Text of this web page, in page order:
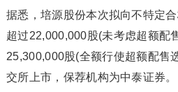
据悉，培源股份本次拟向不特定
超过22,000,000股(未考虑超额配
25,300,000股(全额行使超额配售
交所上市，保荐机构为中泰证券。